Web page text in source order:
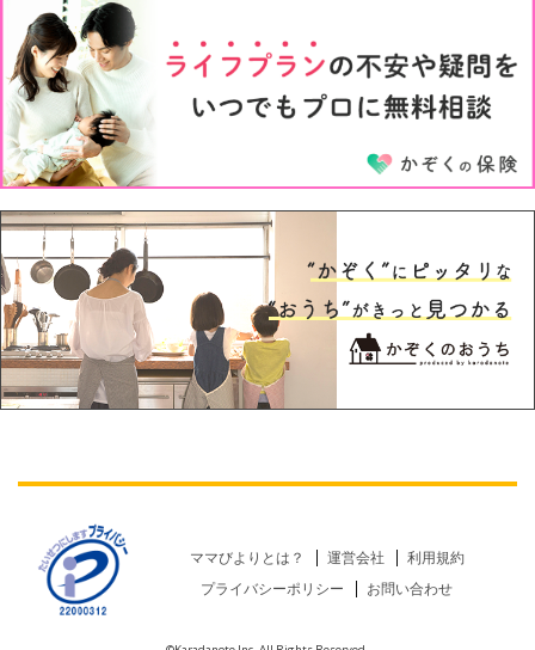
3才
5才 6才
ママびよりとは？ 運営会社
利用規約
プライバシーポリシー
お問い合わせ